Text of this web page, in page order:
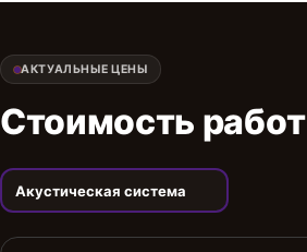
АКТУАЛЬНЫЕ ЦЕНЫ
Стоимость работ
Акустическая система